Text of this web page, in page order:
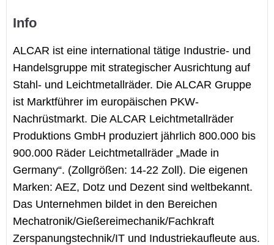
Info
ALCAR ist eine international tätige Industrie- und
Handelsgruppe mit strategischer Ausrichtung auf
Stahl- und Leichtmetallräder. Die ALCAR Gruppe
ist Marktführer im europäischen PKW-
Nachrüstmarkt. Die ALCAR Leichtmetallräder
Produktions GmbH produziert jährlich 800.000 bis
900.000 Räder Leichtmetallräder „Made in
Germany“. (Zollgrößen: 14-22 Zoll). Die eigenen
Marken: AEZ, Dotz und Dezent sind weltbekannt.
Das Unternehmen bildet in den Bereichen
Mechatronik/Gießereimechanik/Fachkraft
Zerspanungstechnik/IT und Industriekaufleute aus.